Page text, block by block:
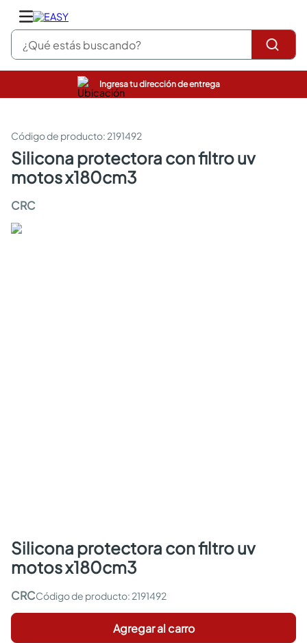
¿Qué estás buscando?
Ingresa tu dirección de entrega
: 2191492
silicona protectora con filtro uv
motos x180cm3
CRC
silicona protectora con filtro uv
motos x180cm3
CRC : 2191492
Agregar al carro
pinturas
sanitarios
comedor
escritorio
armarios closet
comedores